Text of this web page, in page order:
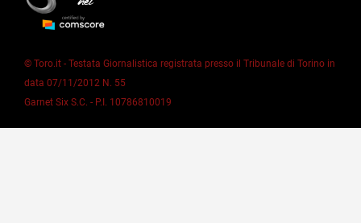
© Toro.it - Testata Giornalistica registrata presso il Tribunale di Torino in
data 07/11/2012 N. 55
Garnet Six S.C. - P.I. 10786810019